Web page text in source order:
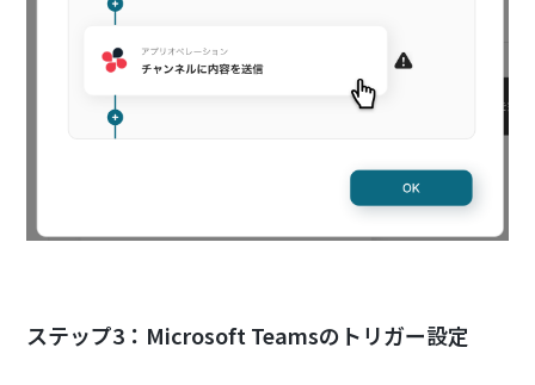
ステップ3：Microsoft Teamsのトリガー設定